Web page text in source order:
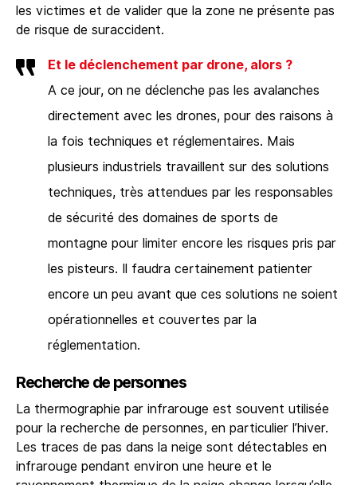
les victimes et de valider que la zone ne présente pas
de risque de suraccident.
Et le déclenchement par drone, alors ?
A ce jour, on ne déclenche pas les avalanches
directement avec les drones, pour des raisons à
la fois techniques et réglementaires. Mais
plusieurs industriels travaillent sur des solutions
techniques, très attendues par les responsables
de sécurité des domaines de sports de
montagne pour limiter encore les risques pris par
les pisteurs. Il faudra certainement patienter
encore un peu avant que ces solutions ne soient
opérationnelles et couvertes par la
réglementation.
Recherche de personnes
La thermographie par infrarouge est souvent utilisée
pour la recherche de personnes, en particulier l’hiver.
Les traces de pas dans la neige sont détectables en
infrarouge pendant environ une heure et le